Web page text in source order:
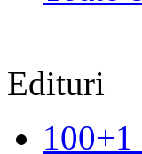
Edituri